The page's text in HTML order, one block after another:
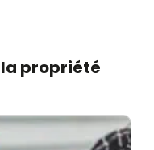
propriété